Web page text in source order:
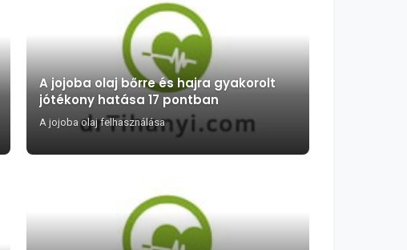
A jojoba olaj bőrre és hajra gyakorolt
jótékony hatása 17 pontban
A jojoba olaj felhasználása